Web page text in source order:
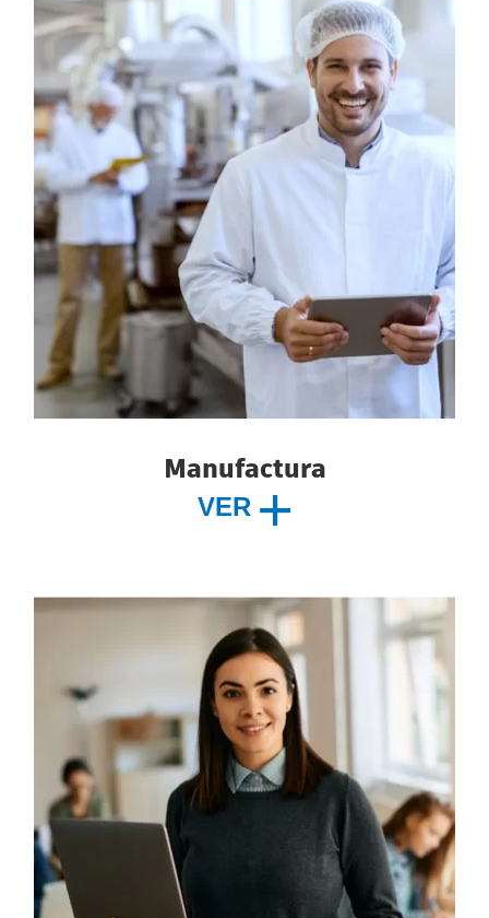
Manufactura
VER